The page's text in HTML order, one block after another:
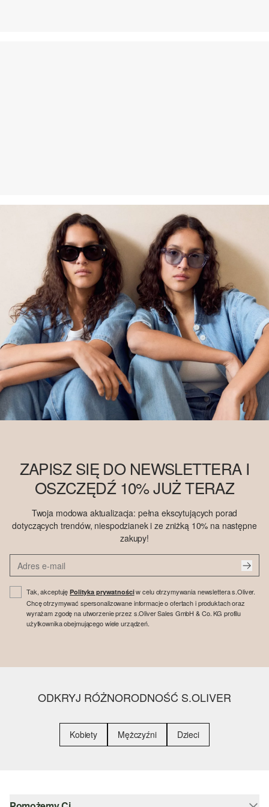
ZAPISZ SIĘ DO NEWSLETTERA I
OSZCZĘDŹ 10% JUŻ TERAZ
Twoja modowa aktualizacja: pełna ekscytujących porad
dotyczących trendów, niespodzianek i ze zniżką 10% na następne
zakupy!
Tak, akceptujęPolityka prywatnościw celu otrzymywania newslettera s.Oliver.
Chcę otrzymywać spersonalizowane informacje o ofertach i produktach oraz
wyrażam zgodę na utworzenie przez s.Oliver Sales GmbH & Co. KG profilu
użytkownika obejmującego wiele urządzeń.
ODKRYJ RÓŻNORODNOŚĆ S.OLIVER
Kobiety Mężczyźni Dzieci